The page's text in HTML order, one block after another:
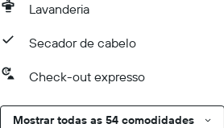
Lavanderia
Secador de cabelo
Check-out expresso
Mostrar todas as 54 comodidades